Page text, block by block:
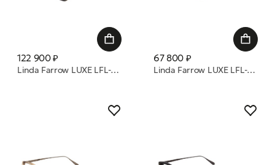
122 900 ₽
Linda Farrow LUXE LFL-1709 C01 оправа
67 800 ₽
Linda Farrow LUXE LFL-1680 C01 оправа